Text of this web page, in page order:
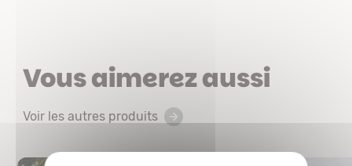
Vous aimerez aussi
Voir les autres produits